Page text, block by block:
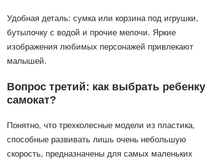
Удобная деталь: сумка или корзина под игрушки,
бутылочку с водой и прочие мелочи. Яркие
изображения любимых персонажей привлекают
малышей.
Вопрос третий: как выбрать ребенку
самокат?
Понятно, что трехколесные модели из пластика,
способные развивать лишь очень небольшую
скорость, предназначены для самых маленьких